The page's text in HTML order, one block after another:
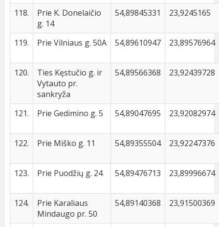
118.
Prie K. Donelaičio
g. 14
54,89845331 23,9245165
119. Prie Vilniaus g. 50A 54,89610947 23,89576964
120.
Ties Kęstučio g. ir
Vytauto pr.
sankryža
54,89566368 23,92439728
121. Prie Gedimino g. 5 54,89047695 23,92082974
122. Prie Miško g. 11 54,89355504 23,92247376
123. Prie Puodžių g. 24 54,89476713 23,89996674
124.
Prie Karaliaus
Mindaugo pr. 50
54,89140368 23,91500369